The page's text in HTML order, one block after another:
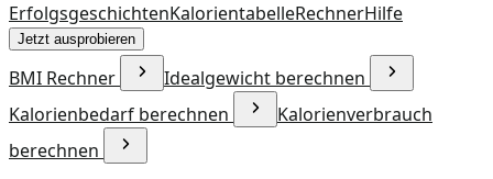
ErfolgsgeschichtenKalorientabelleRechnerHilfe
Jetzt ausprobieren
BMI Rechner
Idealgewicht berechnen
Kalorienbedarf berechnen
Kalorienverbrauch
berechnen